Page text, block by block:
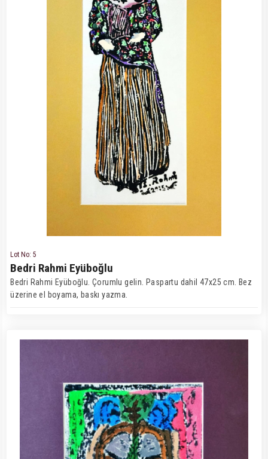
Lot No: 5
Bedri Rahmi Eyüboğlu
Bedri Rahmi Eyüboğlu. Çorumlu gelin. Paspartu dahil 47x25 cm. Bez
üzerine el boyama, baskı yazma.